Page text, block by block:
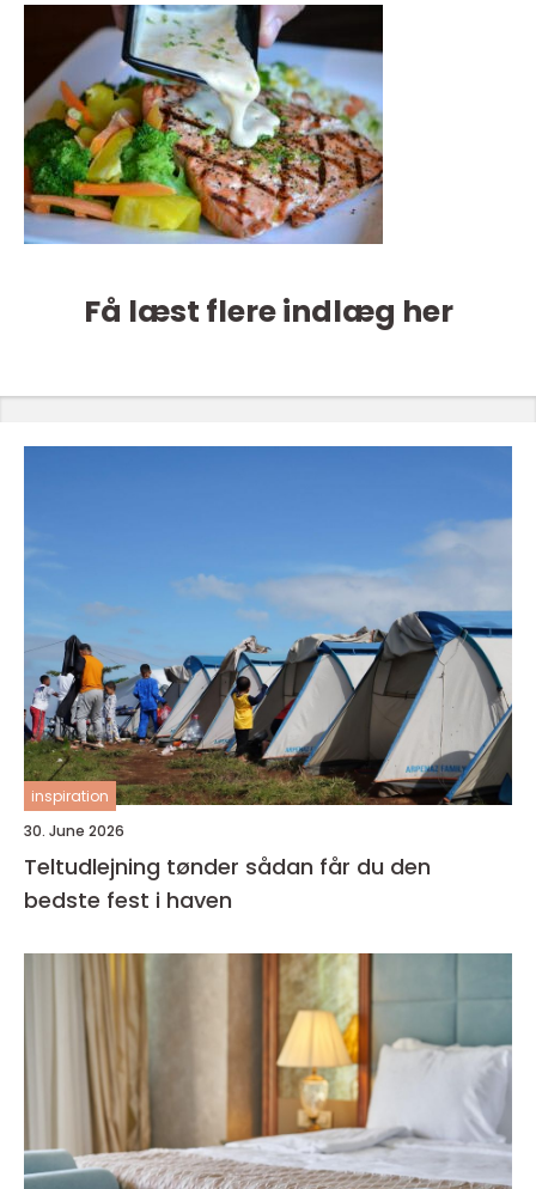
Få læst flere indlæg her
inspiration
30. June 2026
Teltudlejning tønder sådan får du den
bedste fest i haven